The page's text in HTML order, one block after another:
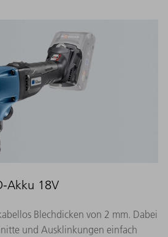
Akku 18V
Blechdicken von 2 mm. Dabei
und Ausklinkungen einfach